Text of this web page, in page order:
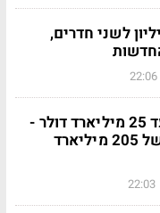
2.2 מיליון לשני חדרים,
22:06
אלפאבית מגייסת עד 25 מיליארד דולר -
כדי לממן השקעות של 205 מיליארד
22:03